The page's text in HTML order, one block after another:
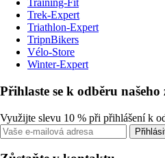
Training-Fit
Trek-Expert
Triathlon-Expert
TripnBikers
Vélo-Store
Winter-Expert
Přihlaste se k odběru
Využijte slevu 10 % při přihlášení k